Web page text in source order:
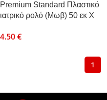
Premium Standard Πλαστικό
ιατρικό ρολό (Μωβ) 50 εκ Χ
4.50€
1